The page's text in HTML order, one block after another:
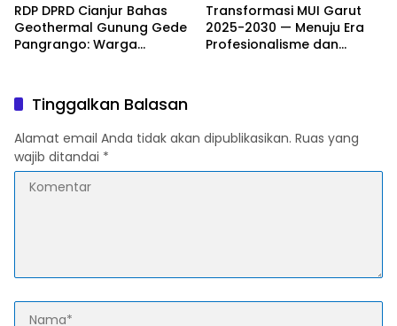
RDP DPRD Cianjur Bahas
Geothermal Gunung Gede
Pangrango: Warga
Kewenangan Ada di
Pemerintah Pusat
Transformasi MUI Garut
2025-2030 — Menuju Era
Profesionalisme dan
Tinggalkan Balasan
Alamat email Anda tidak akan dipublikasikan. Ruas yang
wajib ditandai *